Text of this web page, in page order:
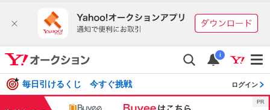
i
毎日引けるくじ 今すぐ挑戦 ログイン